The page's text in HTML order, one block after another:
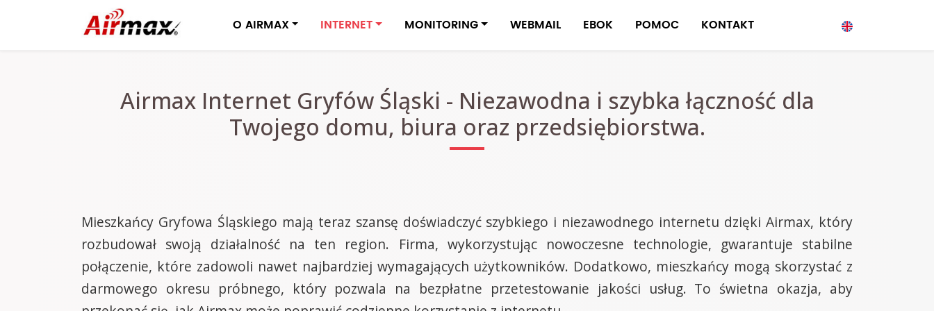
O AIRMAX INTERNET MONITORING WEBMAIL EBOK POMOC KONTAKT
Airmax Internet Gryfów Śląski - Niezawodna i szybka łączność dla
Twojego domu, biura oraz przedsiębiorstwa.
Mieszkańcy Gryfowa Śląskiego mają teraz szansę doświadczyć szybkiego i niezawodnego internetu dzięki Airmax, który
rozbudował swoją działalność na ten region. Firma, wykorzystując nowoczesne technologie, gwarantuje stabilne
połączenie, które zadowoli nawet najbardziej wymagających użytkowników. Dodatkowo, mieszkańcy mogą skorzystać z
darmowego okresu próbnego, który pozwala na bezpłatne przetestowanie jakości usług. To świetna okazja, aby